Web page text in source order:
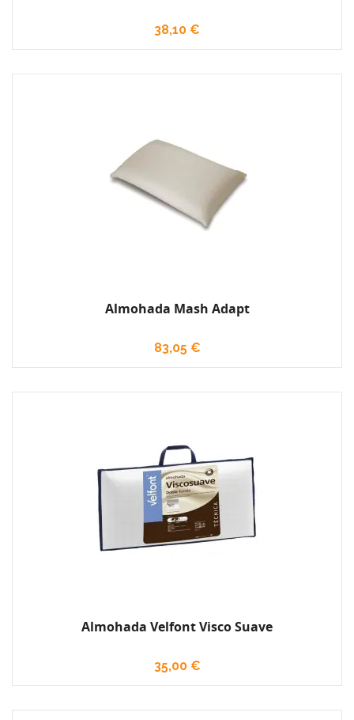
38,10 €
Almohada Mash Adapt
83,05 €
Almohada Velfont Visco Suave
35,00 €